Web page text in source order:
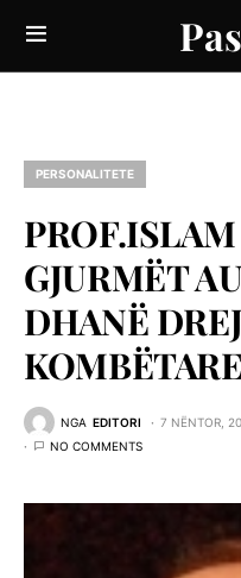
PERSONALITETE
PROF.ISLAM
GJURMËT
DHANË
KOMBËTARE
NGA EDITORI 7 NËNTOR,
NO COMMENTS